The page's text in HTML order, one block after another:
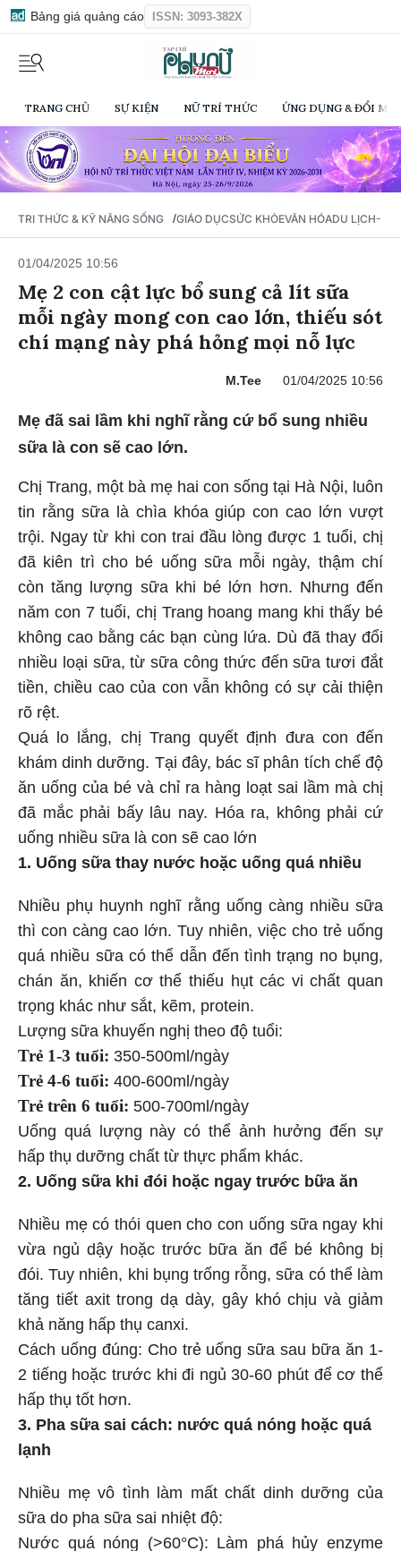
Bảng giá quảng cáo ISSN: 3093-382X
TRANG CHỦ SỰ KIỆN NỮ TRÍ THỨC ỨNG DỤNG & ĐỔI
TRI THỨC & KỸ NĂNG SỐNG /GIÁO DỤCSỨC KHỎEVĂN HÓADU LỊCH-
01/04/2025 10:56
Mẹ 2 con cật lực bổ sung cả lít sữa
mỗi ngày mong con cao lớn, thiếu sót
chí mạng này phá hỏng mọi nỗ lực
M.Tee 01/04/2025 10:56
Mẹ đã sai lầm khi nghĩ rằng cứ bổ sung nhiều
sữa là con sẽ cao lớn.
Chị Trang, một bà mẹ hai con sống tại Hà Nội, luôn
tin rằng sữa là chìa khóa giúp con cao lớn vượt
trội. Ngay từ khi con trai đầu lòng được 1 tuổi, chị
đã kiên trì cho bé uống sữa mỗi ngày, thậm chí
còn tăng lượng sữa khi bé lớn hơn. Nhưng đến
năm con 7 tuổi, chị Trang hoang mang khi thấy bé
không cao bằng các bạn cùng lứa. Dù đã thay đổi
nhiều loại sữa, từ sữa công thức đến sữa tươi đắt
tiền, chiều cao của con vẫn không có sự cải thiện
rõ rệt.
Quá lo lắng, chị Trang quyết định đưa con đến
khám dinh dưỡng. Tại đây, bác sĩ phân tích chế độ
ăn uống của bé và chỉ ra hàng loạt sai lầm mà chị
đã mắc phải bấy lâu nay. Hóa ra, không phải cứ
uống nhiều sữa là con sẽ cao lớn
1. Uống sữa thay nước hoặc uống quá nhiều
Nhiều phụ huynh nghĩ rằng uống càng nhiều sữa
thì con càng cao lớn. Tuy nhiên, việc cho trẻ uống
quá nhiều sữa có thể dẫn đến tình trạng no bụng,
chán ăn, khiến cơ thể thiếu hụt các vi chất quan
trọng khác như sắt, kẽm, protein.
Lượng sữa khuyến nghị theo độ tuổi:
Trẻ 1-3 tuổi: 350-500ml/ngày
Trẻ 4-6 tuổi: 400-600ml/ngày
Trẻ trên 6 tuổi: 500-700ml/ngày
Uống quá lượng này có thể ảnh hưởng đến sự
hấp thụ dưỡng chất từ thực phẩm khác.
2. Uống sữa khi đói hoặc ngay trước bữa ăn
Nhiều mẹ có thói quen cho con uống sữa ngay khi
vừa ngủ dậy hoặc trước bữa ăn để bé không bị
đói. Tuy nhiên, khi bụng trống rỗng, sữa có thể làm
tăng tiết axit trong dạ dày, gây khó chịu và giảm
khả năng hấp thụ canxi.
Cách uống đúng: Cho trẻ uống sữa sau bữa ăn 1-
2 tiếng hoặc trước khi đi ngủ 30-60 phút để cơ thể
hấp thụ tốt hơn.
3. Pha sữa sai cách: nước quá nóng hoặc quá
lạnh
Nhiều mẹ vô tình làm mất chất dinh dưỡng của
sữa do pha sữa sai nhiệt độ:
Nước quá nóng (>60°C): Làm phá hủy enzyme